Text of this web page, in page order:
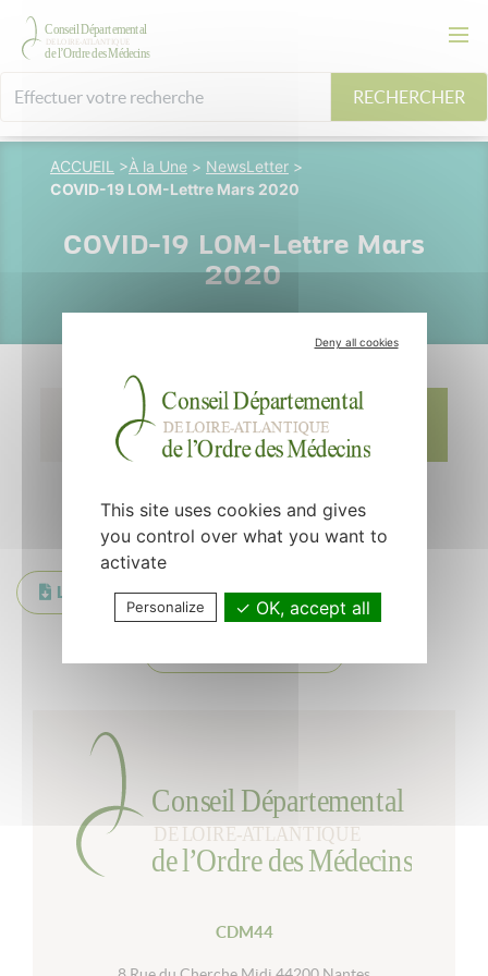
RECHERCHER
ACCUEIL >À la Une > NewsLetter >
COVID-19 LOM-Lettre Mars 2020
COVID-19 LOM-Lettre Mars
2020
22 mars 2020
Dr Vincent
Pluvinage
LOM-Lettre Mars 2020
CDM44
Deny all cookies
This site uses cookies and gives
you control over what you want to
activate
Personalize OK, accept all